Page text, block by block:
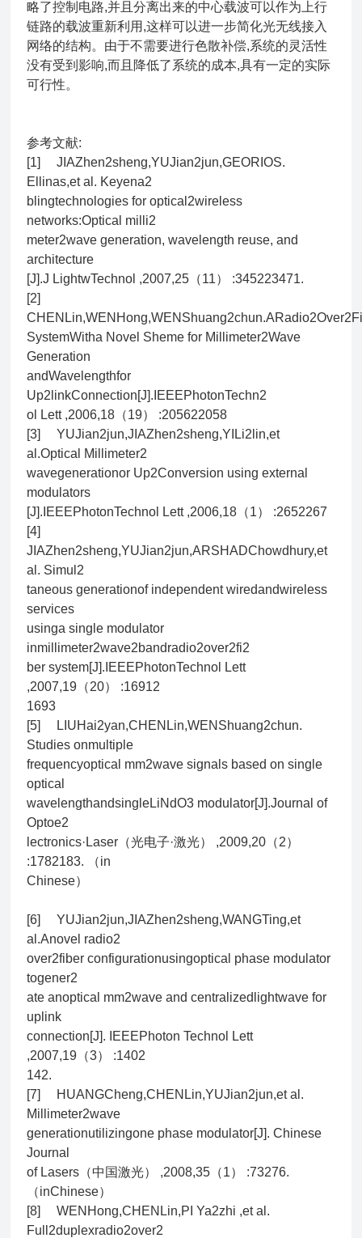
略了控制电路,并且分离出来的中心载波可以作为上行
链路的载波重新利用,这样可以进一步简化光无线接入
网络的结构。由于不需要进行色散补偿,系统的灵活性
没有受到影响,而且降低了系统的成本,具有一定的实际
可行性。
参考文献:
[1] JIAZhen2sheng,YUJian2jun,GEORIOS.
Ellinas,et al. Keyena2
blingtechnologies for optical2wireless
networks:Optical milli2
meter2wave generation, wavelength reuse, and
architecture
[J].J LightwTechnol ,2007,25（11） :345223471.
[2]
SystemWitha Novel Sheme for Millimeter2Wave
Generation
andWavelengthfor
Up2linkConnection[J].IEEEPhotonTechn2
ol Lett ,2006,18（19） :205622058
[3] YUJian2jun,JIAZhen2sheng,YILi2lin,et
al.Optical Millimeter2
wavegenerationor Up2Conversion using external
modulators
[J].IEEEPhotonTechnol Lett ,2006,18（1） :2652267
[4]
JIAZhen2sheng,YUJian2jun,ARSHADChowdhury,et
al. Simul2
taneous generationof independent wiredandwireless
services
usinga single modulator
inmillimeter2wave2bandradio2over2fi2
ber system[J].IEEEPhotonTechnol Lett
,2007,19（20） :16912
1693
[5] LIUHai2yan,CHENLin,WENShuang2chun.
Studies onmultiple
frequencyoptical mm2wave signals based on single
optical
wavelengthandsingleLiNdO3 modulator[J].Journal of
Optoe2
lectronics·Laser（光电子·激光） ,2009,20（2）
:1782183. （in
Chinese）
[6] YUJian2jun,JIAZhen2sheng,WANGTing,et
al.Anovel radio2
over2fiber configurationusingoptical phase modulator
togener2
ate anoptical mm2wave and centralizedlightwave for
uplink
connection[J]. IEEEPhoton Technol Lett
,2007,19（3） :1402
142.
[7] HUANGCheng,CHENLin,YUJian2jun,et al.
Millimeter2wave
generationutilizingone phase modulator[J]. Chinese
Journal
of Lasers（中国激光） ,2008,35（1） :73276.
（inChinese）
[8] WENHong,CHENLin,PI Ya2zhi ,et al.
Full2duplexradio2over2